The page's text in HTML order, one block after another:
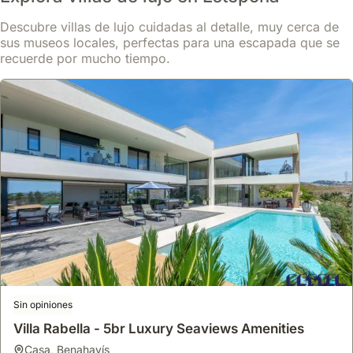
casa, Estepona
Situado en Estepona, este alojamiento vacacional ofrece fácil
acceso a las atracciones locales y comodidades.
Disfrute de una espaciosa villa de 153 m² con aire acondicionado,
piscina comunitaria y balcón privado, perfecta para hasta 6
personas.
Leer más
214 €/noche
Descubre villas de lujo cuidadas al detalle, muy cerca de
sus museos locales, perfectas para una escapada que se
recuerde por mucho tiempo.
Sin opiniones
Villa Rabella - 5br Luxury Seaviews Amenities
casa, Benahavís